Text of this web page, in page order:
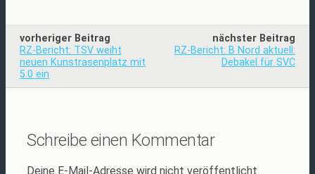
vorheriger Beitrag
RZ-Bericht: TSV weiht
neuen Kunstrasenplatz mit
5:0 ein
nächster Beitrag
RZ-Bericht: B Nord aktuell:
Debakel für SVC
Schreibe einen Kommentar
Deine E-Mail-Adresse wird nicht veröffentlicht.